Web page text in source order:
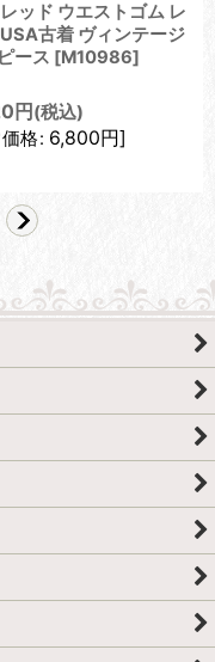
ッド ウエストゴム レ
USA古着 ヴィンテージ
ース [M10986]
円 (税込)
格: 6,800円]